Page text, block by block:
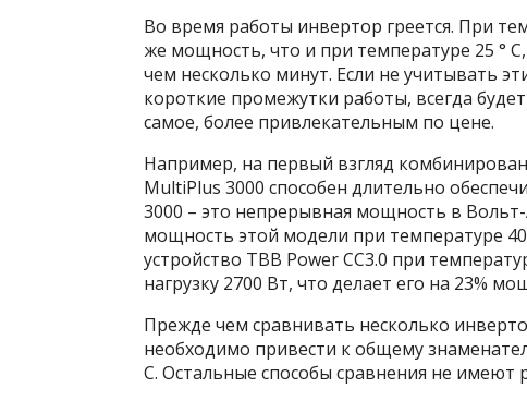
Во время работы инвертор греется. При
же мощность, что и при температуре 25 °
чем несколько минут. Если не учитывать
короткие промежутки работы, всегда
самое, более привлекательным по цене.
Например, на первый взгляд
MultiPlus 3000 способен длительно
3000 – это непрерывная мощность в
мощность этой модели при температуре
устройство TBB Power CC3.0 при
нагрузку 2700 Вт, что делает его на 23%
Прежде чем сравнивать несколько
необходимо привести к общему
C. Остальные способы сравнения не имеют